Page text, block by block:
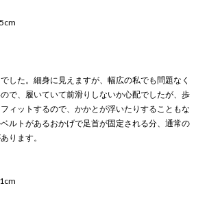
した。細身に見えますが、幅広の私でも問題なく
で、履いていて前滑りしないか心配でしたが、歩
ィットするので、かかとが浮いたりすることもな
ルトがあるおかげで足首が固定される分、通常の
ります。